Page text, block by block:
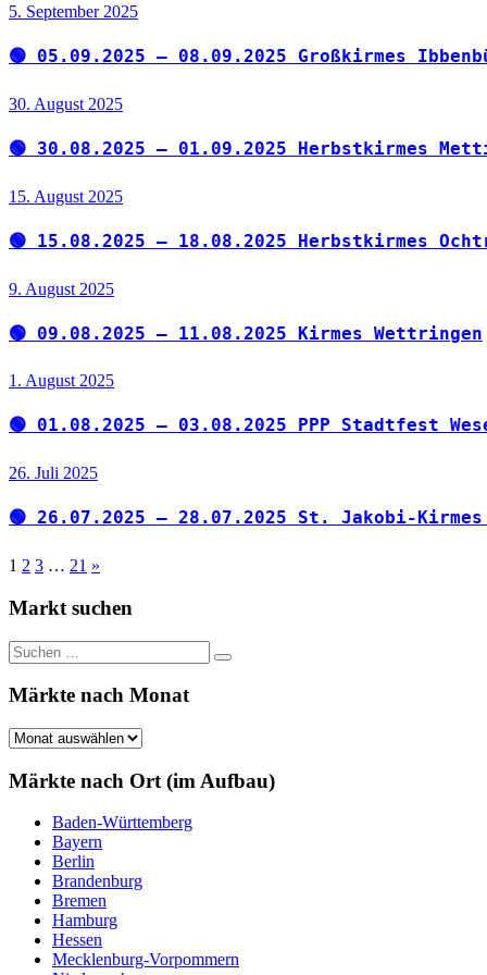
5. September 2025
🟢 05.09.2025 – 08.09.2025 Großkirmes
30. August 2025
🟢 30.08.2025 – 01.09.2025 Herbstkirmes
15. August 2025
🟢 15.08.2025 – 18.08.2025 Herbstkirmes
9. August 2025
🟢 09.08.2025 – 11.08.2025 Kirmes Wettringen
1. August 2025
🟢 01.08.2025 – 03.08.2025 PPP Stadtfest
26. Juli 2025
🟢 26.07.2025 – 28.07.2025 St. Jakobi-Kirmes
Seitennummerierung
der
1 2 3 … 21 Nächste
»
Markt suchen
Suchen
nach:
Suchen
Märkte nach Monat
Märkte
Monat
Märkte nach Ort (im Aufbau)
Baden-Württemberg
Bayern
Berlin
Brandenburg
Bremen
Hamburg
Hessen
Mecklenburg-Vorpommern